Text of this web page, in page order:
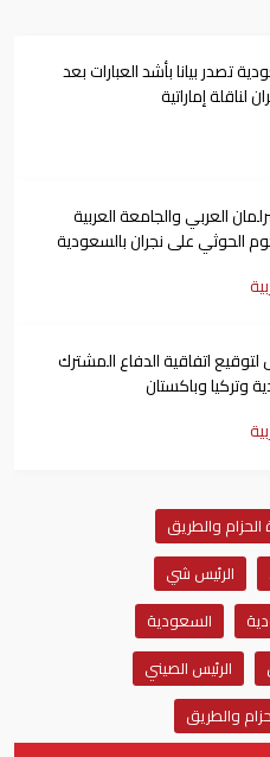
تصدر بيانا بأشد العبارات بعد
لناقلة إماراتية
العربي والجامعة العربية
الحوثي على نجران بالسعودية
لتوقيع اتفاقية الدفاع المشترك
وتركيا وباكستان
الحزام والطريق
الرئيس شي
السعودية
الرئيس الصيني
والطريق